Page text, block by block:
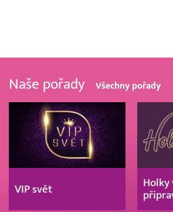
Naše pořady Všechny pořady
VIP svět
Holky